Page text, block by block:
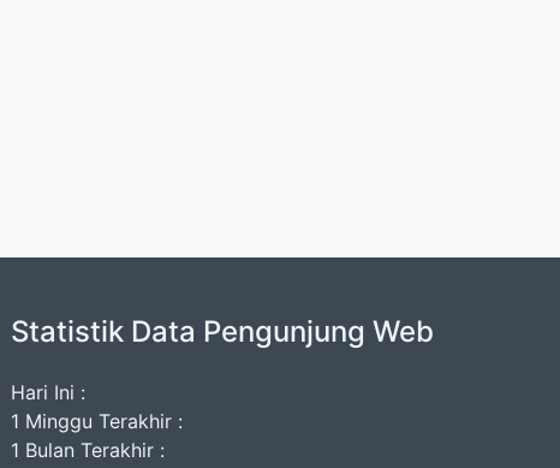
Statistik Data Pengunjung Web
Hari Ini :
1 Minggu Terakhir :
1 Bulan Terakhir :